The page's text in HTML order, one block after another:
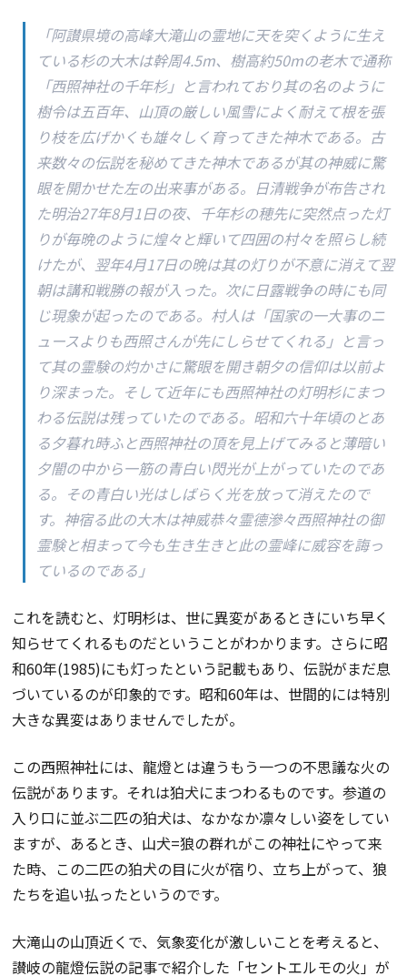
「阿讃県境の高峰大滝山の霊地に天を突くように生え
ている杉の大木は幹周4.5m、樹高約50mの老木で通称
「西照神社の千年杉」と言われており其の名のように
樹令は五百年、山頂の厳しい風雪によく耐えて根を張
り枝を広げかくも雄々しく育ってきた神木である。古
来数々の伝説を秘めてきた神木であるが其の神威に驚
眼を開かせた左の出来事がある。日清戦争が布告され
た明治27年8月1日の夜、千年杉の穂先に突然点った灯
りが毎晩のように煌々と輝いて四囲の村々を照らし続
けたが、翌年4月17日の晩は其の灯りが不意に消えて翌
朝は講和戦勝の報が入った。次に日露戦争の時にも同
じ現象が起ったのである。村人は「国家の一大事のニ
ュースよりも西照さんが先にしらせてくれる」と言っ
て其の霊験の灼かさに驚眼を開き朝夕の信仰は以前よ
り深まった。そして近年にも西照神社の灯明杉にまつ
わる伝説は残っていたのである。昭和六十年頃のとあ
る夕暮れ時ふと西照神社の頂を見上げてみると薄暗い
夕闇の中から一筋の青白い閃光が上がっていたのであ
る。その青白い光はしばらく光を放って消えたので
す。神宿る此の大木は神威恭々霊德滲々西照神社の御
霊験と相まって今も生き生きと此の霊峰に威容を誨っ
ているのである」
これを読むと、灯明杉は、世に異変があるときにいち早く
知らせてくれるものだということがわかります。さらに昭
和60年(1985)にも灯ったという記載もあり、伝説がまだ息
づいているのが印象的です。昭和60年は、世間的には特別
大きな異変はありませんでしたが。
この西照神社には、龍燈とは違うもう一つの不思議な火の
伝説があります。それは狛犬にまつわるものです。参道の
入り口に並ぶ二匹の狛犬は、なかなか凛々しい姿をしてい
ますが、あるとき、山犬=狼の群れがこの神社にやって来
た時、この二匹の狛犬の目に火が宿り、立ち上がって、狼
たちを追い払ったというのです。
大滝山の山頂近くで、気象変化が激しいことを考えると、
讃岐の龍燈伝説の記事で紹介した「セントエルモの火」が